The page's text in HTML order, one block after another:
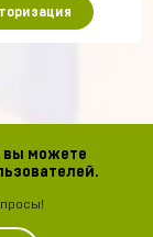
вы можете